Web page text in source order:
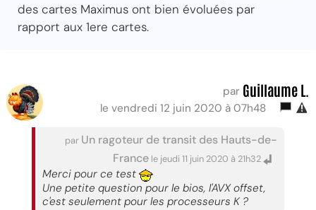
des cartes Maximus ont bien évoluées par
rapport aux 1ere cartes.
par Guillaume L.
le vendredi 12 juin 2020 à 07h48
par Un ragoteur de transit des Hauts-de-
France le jeudi 11 juin 2020 à 21h32
Merci pour ce test
Une petite question pour le bios, l'AVX offset,
c'est seulement pour les processeurs K ?